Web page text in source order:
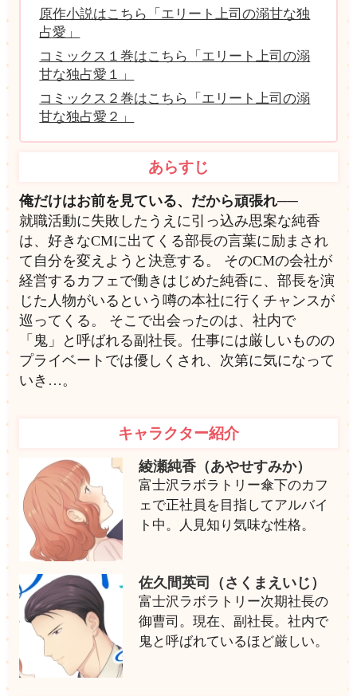
原作小説はこちら「エリート上司の溺甘な独
占愛」
コミックス１巻はこちら「エリート上司の溺
甘な独占愛１」
コミックス２巻はこちら「エリート上司の溺
甘な独占愛２」
あらすじ
俺だけはお前を見ている、だから頑張れ──
就職活動に失敗したうえに引っ込み思案な純香
は、好きなCMに出てくる部長の言葉に励まされ
て自分を変えようと決意する。 そのCMの会社が
経営するカフェで働きはじめた純香に、部長を演
じた人物がいるという噂の本社に行くチャンスが
巡ってくる。 そこで出会ったのは、社内で
「鬼」と呼ばれる副社長。仕事には厳しいものの
プライベートでは優しくされ、次第に気になって
いき…。
キャラクター紹介
綾瀬純香（あやせすみか）
富士沢ラボラトリー傘下のカフ
ェで正社員を目指してアルバイ
ト中。人見知り気味な性格。
佐久間英司（さくまえいじ）
富士沢ラボラトリー次期社長の
御曹司。現在、副社長。社内で
鬼と呼ばれているほど厳しい。